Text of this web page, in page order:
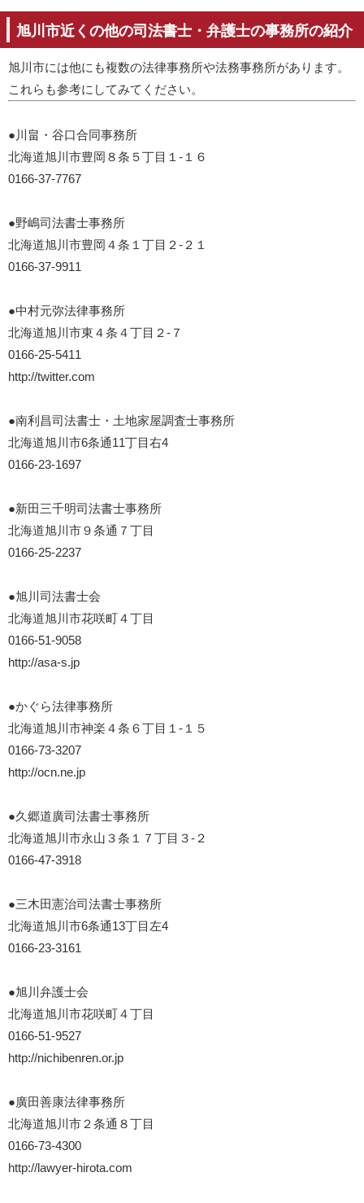
旭川市近くの他の司法書士・弁護士の事務所の紹介
旭川市には他にも複数の法律事務所や法務事務所があります。
これらも参考にしてみてください。
●川畠・谷口合同事務所
北海道旭川市豊岡８条５丁目１-１６
0166-37-7767
●野嶋司法書士事務所
北海道旭川市豊岡４条１丁目２-２１
0166-37-9911
●中村元弥法律事務所
北海道旭川市東４条４丁目２-７
0166-25-5411
http://twitter.com
●南利昌司法書士・土地家屋調査士事務所
北海道旭川市6条通11丁目右4
0166-23-1697
●新田三千明司法書士事務所
北海道旭川市９条通７丁目
0166-25-2237
●旭川司法書士会
北海道旭川市花咲町４丁目
0166-51-9058
http://asa-s.jp
●かぐら法律事務所
北海道旭川市神楽４条６丁目１-１５
0166-73-3207
http://ocn.ne.jp
●久郷道廣司法書士事務所
北海道旭川市永山３条１７丁目３-２
0166-47-3918
●三木田憲治司法書士事務所
北海道旭川市6条通13丁目左4
0166-23-3161
●旭川弁護士会
北海道旭川市花咲町４丁目
0166-51-9527
http://nichibenren.or.jp
●廣田善康法律事務所
北海道旭川市２条通８丁目
0166-73-4300
http://lawyer-hirota.com